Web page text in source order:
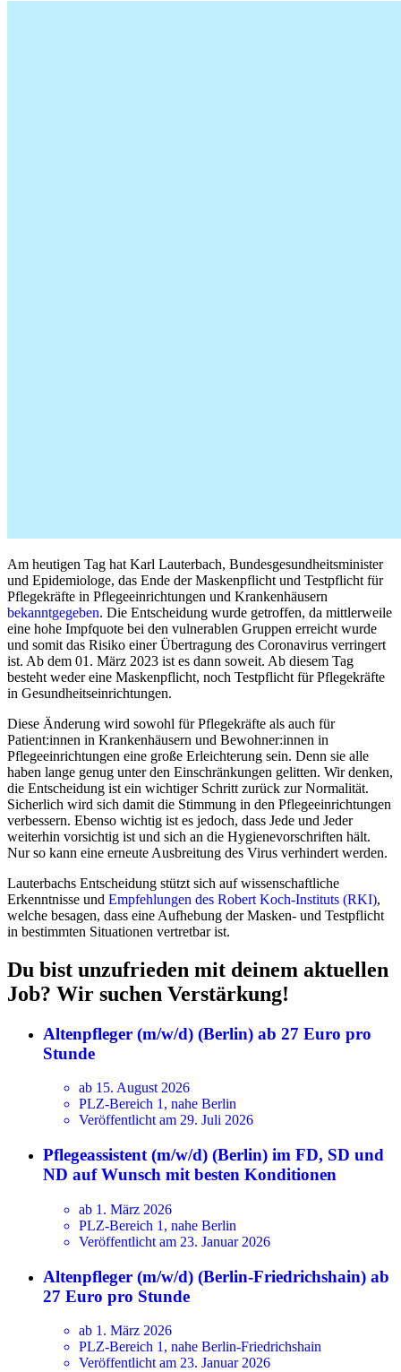
Am heutigen Tag hat Karl Lauterbach, Bundesgesundheitsminister
und Epidemiologe, das Ende der Maskenpflicht und Testpflicht für
Pflegekräfte in Pflegeeinrichtungen und Krankenhäusern
bekanntgegeben. Die Entscheidung wurde getroffen, da mittlerweile
eine hohe Impfquote bei den vulnerablen Gruppen erreicht wurde
und somit das Risiko einer Übertragung des Coronavirus verringert
ist. Ab dem 01. März 2023 ist es dann soweit. Ab diesem Tag
besteht weder eine Maskenpflicht, noch Testpflicht für Pflegekräfte
in Gesundheitseinrichtungen.
Diese Änderung wird sowohl für Pflegekräfte als auch für
Patient:innen in Krankenhäusern und Bewohner:innen in
Pflegeeinrichtungen eine große Erleichterung sein. Denn sie alle
haben lange genug unter den Einschränkungen gelitten. Wir denken,
die Entscheidung ist ein wichtiger Schritt zurück zur Normalität.
Sicherlich wird sich damit die Stimmung in den Pflegeeinrichtungen
verbessern. Ebenso wichtig ist es jedoch, dass Jede und Jeder
weiterhin vorsichtig ist und sich an die Hygienevorschriften hält.
Nur so kann eine erneute Ausbreitung des Virus verhindert werden.
Lauterbachs Entscheidung stützt sich auf wissenschaftliche
Erkenntnisse und Empfehlungen des Robert Koch-Instituts (RKI),
welche besagen, dass eine Aufhebung der Masken- und Testpflicht
in bestimmten Situationen vertretbar ist.
Du bist unzufrieden mit deinem aktuellen
Job? Wir suchen Verstärkung!
Altenpfleger (m/w/d) (Berlin) ab 27 Euro pro
Stunde
ab 15. August 2026
PLZ-Bereich 1, nahe Berlin
Veröffentlicht am 29. Juli 2026
Pflegeassistent (m/w/d) (Berlin) im FD, SD und
ND auf Wunsch mit besten Konditionen
ab 1. März 2026
PLZ-Bereich 1, nahe Berlin
Veröffentlicht am 23. Januar 2026
Altenpfleger (m/w/d) (Berlin-Friedrichshain) ab
27 Euro pro Stunde
ab 1. März 2026
PLZ-Bereich 1, nahe Berlin-Friedrichshain
Veröffentlicht am 23. Januar 2026